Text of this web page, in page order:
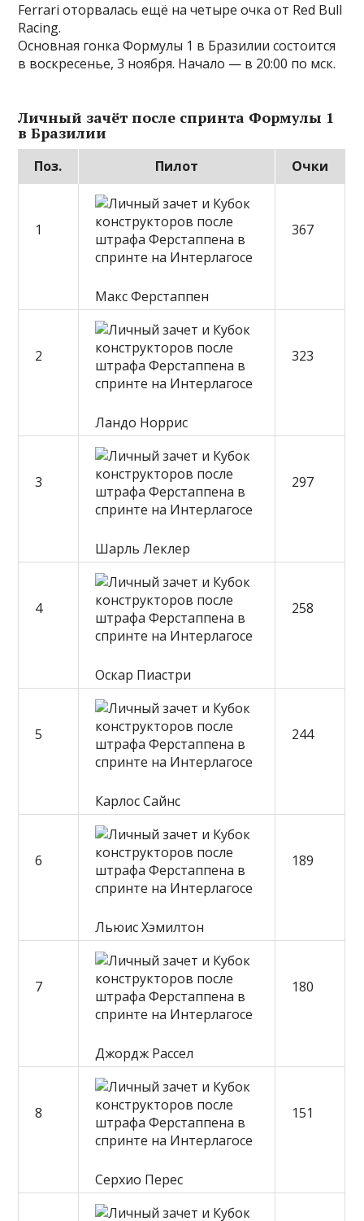
Ferrari оторвалась ещё на четыре очка от Red Bull
Racing.
Основная гонка Формулы 1 в Бразилии состоится
в воскресенье, 3 ноября. Начало — в 20:00 по мск.
Личный зачёт после спринта Формулы 1
в Бразилии
Поз. Пилот Очки
1
Макс Ферстаппен
367
2
Ландо Норрис
323
3
Шарль Леклер
297
4
Оскар Пиастри
258
5
Карлос Сайнс
244
6
Льюис Хэмилтон
189
7
Джордж Рассел
180
8
Серхио Перес
151